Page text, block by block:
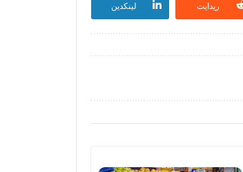
ريدايت لينكدين